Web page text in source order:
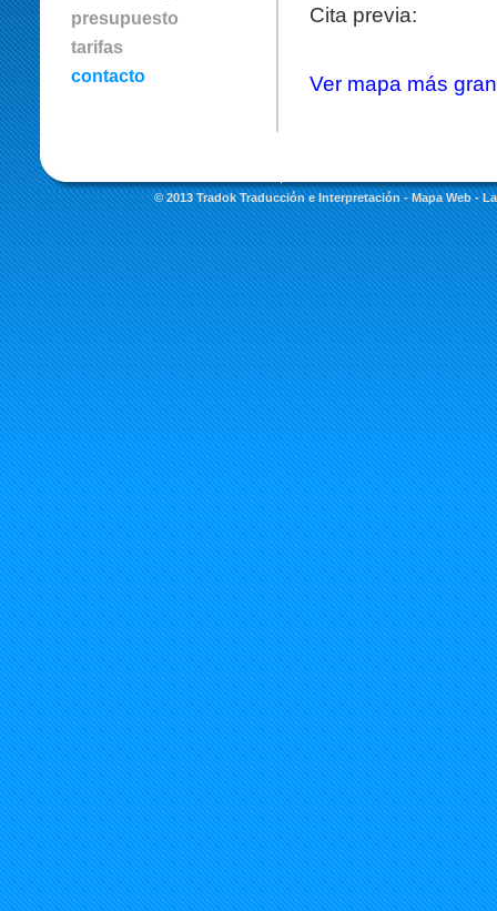
presupuesto
tarifas
contacto
Cita previa:
Ver mapa más
© 2013 Tradok Traducción e Interpretación -Mapa Web-